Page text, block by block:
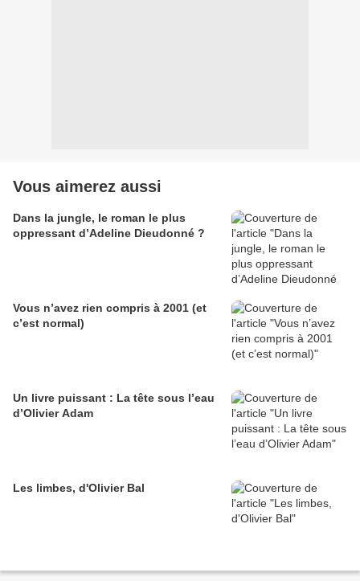
Vous aimerez aussi
Dans la jungle, le roman le plus
oppressant d’Adeline Dieudonné ?
Vous n’avez rien compris à 2001 (et
c’est normal)
Un livre puissant : La tête sous l’eau
d’Olivier Adam
Les limbes, d'Olivier Bal